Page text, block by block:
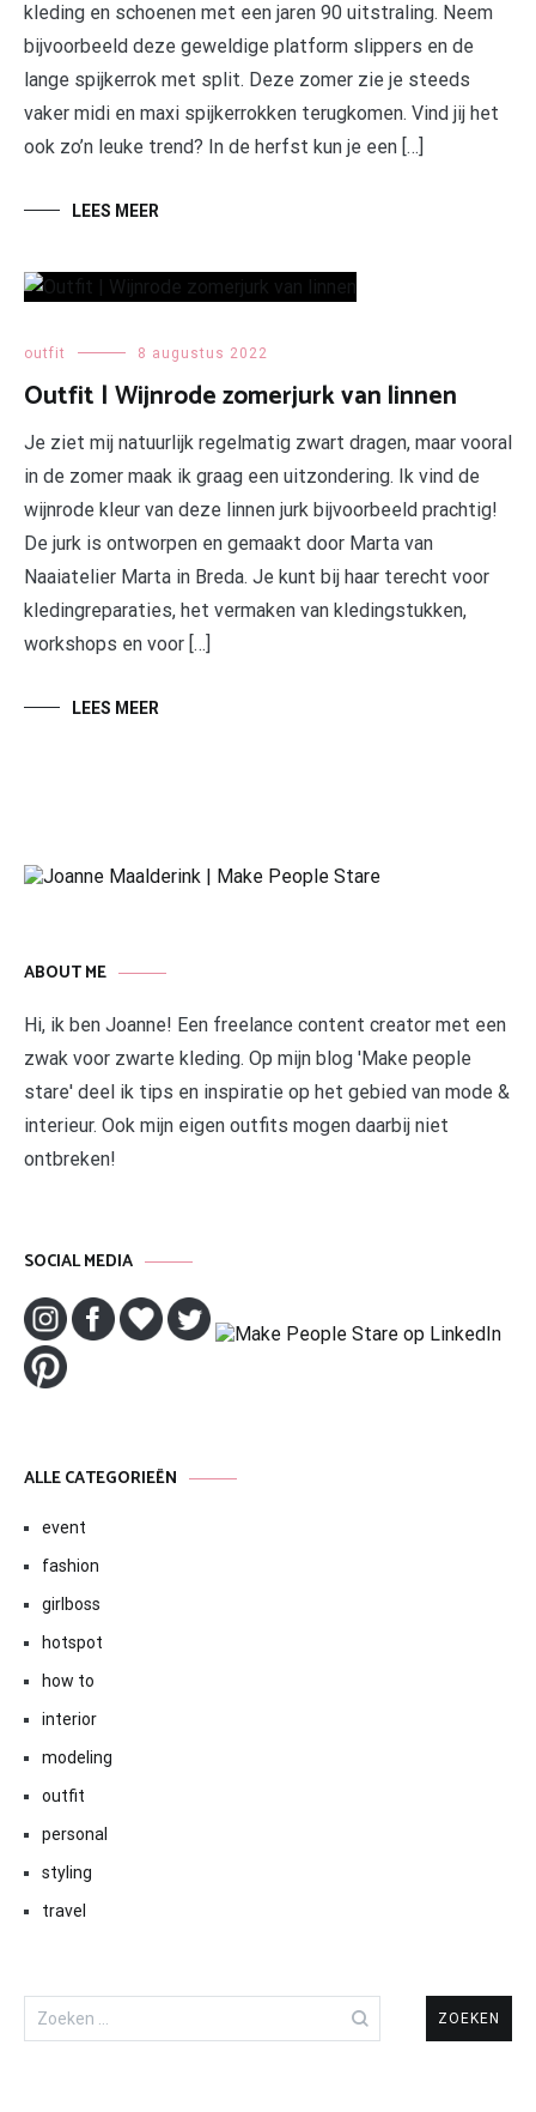
kleding en schoenen met een jaren 90 uitstraling. Neem
bijvoorbeeld deze geweldige platform slippers en de
lange spijkerrok met split. Deze zomer zie je steeds
vaker midi en maxi spijkerrokken terugkomen. Vind jij het
ook zo’n leuke trend? In de herfst kun je een […]
LEES MEER
outfit 8 augustus 2022
Outfit | Wijnrode zomerjurk van linnen
Je ziet mij natuurlijk regelmatig zwart dragen, maar vooral
in de zomer maak ik graag een uitzondering. Ik vind de
wijnrode kleur van deze linnen jurk bijvoorbeeld prachtig!
De jurk is ontworpen en gemaakt door Marta van
Naaiatelier Marta in Breda. Je kunt bij haar terecht voor
kledingreparaties, het vermaken van kledingstukken,
workshops en voor […]
LEES MEER
ABOUT ME
Hi, ik ben Joanne! Een freelance content creator met een
zwak voor zwarte kleding. Op mijn blog 'Make people
stare' deel ik tips en inspiratie op het gebied van mode &
interieur. Ook mijn eigen outfits mogen daarbij niet
ontbreken!
SOCIAL MEDIA
ALLE CATEGORIEËN
event
fashion
girlboss
hotspot
how to
interior
modeling
outfit
personal
styling
travel
Zoeken
naar: